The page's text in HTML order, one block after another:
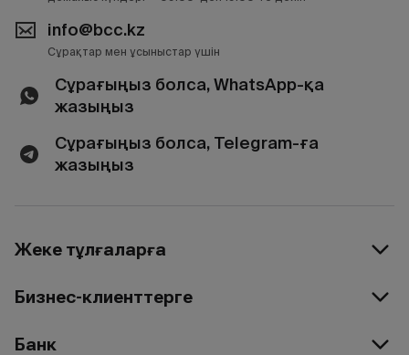
info@bcc.kz
Сұрақтар мен ұсыныстар үшін
Сұрағыңыз болса, WhatsApp-қа
жазыңыз
Сұрағыңыз болса, Telegram-ға
жазыңыз
Жеке тұлғаларға
Бизнес-клиенттерге
Банк